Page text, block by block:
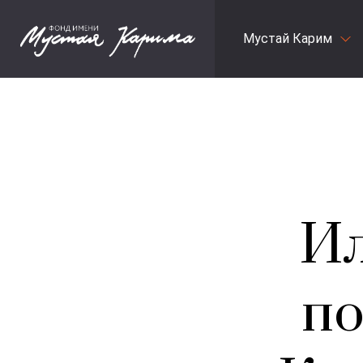
Мустай Карим